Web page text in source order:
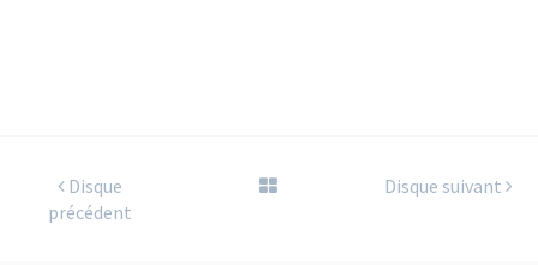
Disque
précédent
Disque suivant